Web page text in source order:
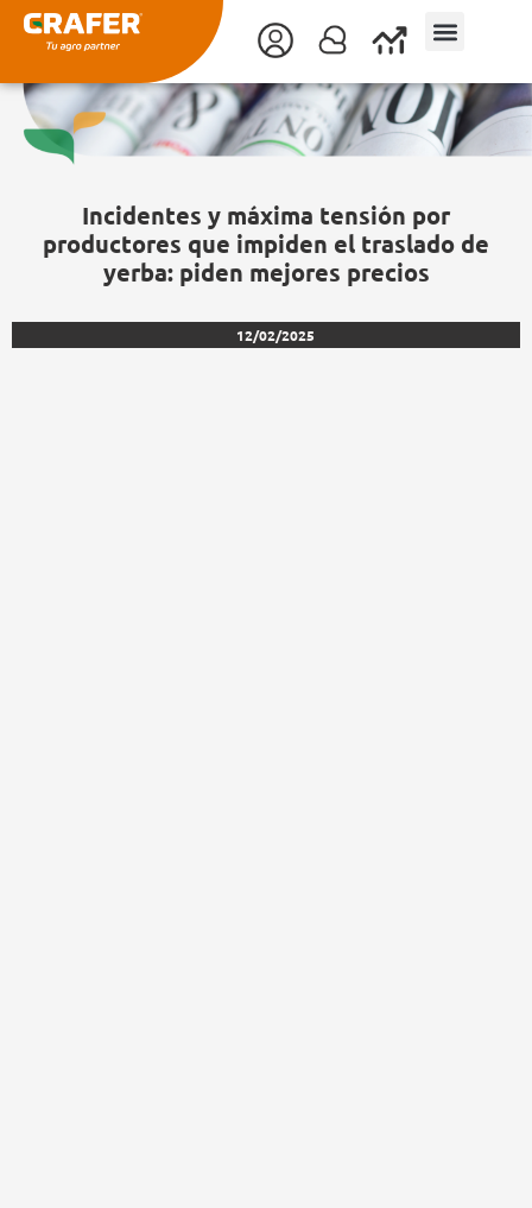
contenido
Incidentes y máxima tensión por
productores que impiden el traslado de
yerba: piden mejores precios
12/02/2025